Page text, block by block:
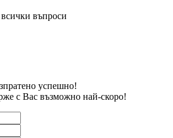
въпроси
успешно!
с Вас възможно най-скоро!